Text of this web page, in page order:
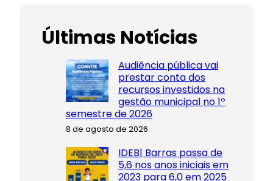
Últimas Notícias
Audiência pública vai
prestar conta dos
recursos investidos na
gestão municipal no 1º
semestre de 2026
8 de agosto de 2026
IDEB| Barras passa de
5,6 nos anos iniciais em
2023 para 6,0 em 2025